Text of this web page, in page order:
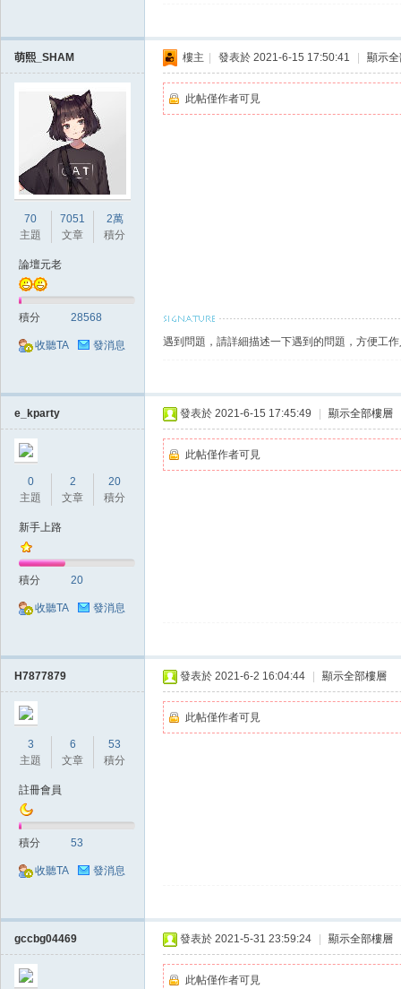
萌熙_SHAM
70
主題
7051
文章
2萬
積分
論壇元老
積分 28568
收聽TA 發消息
樓主 發表於 2021-6-15 17:50:41 顯示
此帖僅作者可見
遇到問題，請詳細描述一下遇到的問題，方便工
e_kparty
0
主題
2
文章
20
積分
新手上路
積分 20
收聽TA 發消息
發表於 2021-6-15 17:45:49 顯示全部樓層
此帖僅作者可見
H7877879
3
主題
6
文章
53
積分
註冊會員
積分 53
收聽TA 發消息
發表於 2021-6-2 16:04:44 顯示全部樓層
此帖僅作者可見
gccbg04469 發表於 2021-5-31 23:59:24 顯示全部樓層
此帖僅作者可見